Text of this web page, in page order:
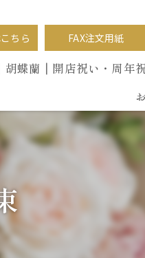
ちら FAX注文用紙
胡蝶蘭 ┃開店祝い・周年